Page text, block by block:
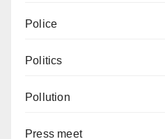
Police
Politics
Pollution
Press meet